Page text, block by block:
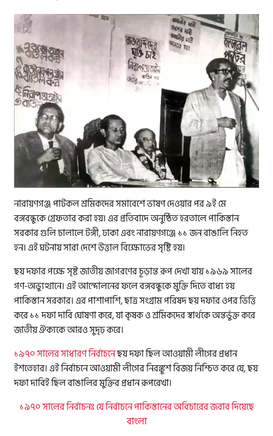
নারায়ণগঞ্জ পাটকল শ্রমিকদের সমাবেশে ভাষণ দেওয়ার পর ৯ই মে
বঙ্গবন্ধুকে গ্রেফতার করা হয়। এর প্রতিবাদে অনুষ্ঠিত হরতালে পাকিস্তান
সরকার গুলি চালালে টঙ্গী, ঢাকা এবং নারায়ণগঞ্জে ১১ জন বাঙালি নিহত
হন। এই ঘটনায় সারা দেশে উত্তাল বিক্ষোভের সৃষ্টি হয়।
ছয় দফার পক্ষে সৃষ্ট জাতীয় জাগরণের চূড়ান্ত রূপ দেখা যায় ১৯৬৯ সালের
গণ-অভ্যুত্থানে। এই আন্দোলনের ফলে বঙ্গবন্ধুকে মুক্তি দিতে বাধ্য হয়
পাকিস্তান সরকার। এর পাশাপাশি, ছাত্র সংগ্রাম পরিষদ ছয় দফার ওপর ভিত্তি
করে ১১ দফা দাবি ঘোষণা করে, যা কৃষক ও শ্রমিকদের স্বার্থকে অন্তর্ভুক্ত করে
জাতীয় ঐক্যকে আরও সুদৃঢ় করে।
১৯৭০ সালের সাধারণ নির্বাচনেছয় দফা ছিল আওয়ামী লীগের প্রধান
ইশতেহার। এই নির্বাচনে আওয়ামী লীগের নিরঙ্কুশ বিজয় নিশ্চিত করে যে, ছয়
দফা দাবিই ছিল বাঙালির মুক্তির প্রধান রূপরেখা।
১৯৭০ সালের নির্বাচনঃ যে নির্বাচনে পাকিস্তানের অবিচারের জবাব দিয়েছে
বাংলা